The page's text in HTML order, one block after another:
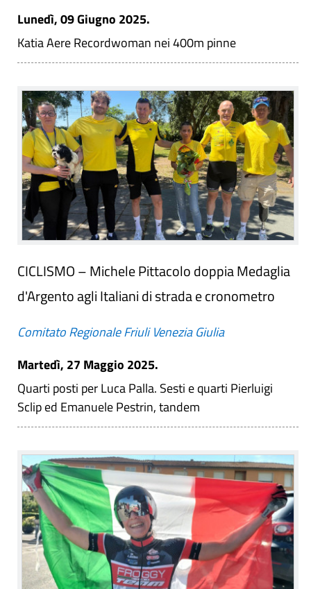
Lunedì, 09 Giugno 2025.
Katia Aere Recordwoman nei 400m pinne
CICLISMO – Michele Pittacolo doppia Medaglia
d'Argento agli Italiani di strada e cronometro
Comitato Regionale Friuli Venezia Giulia
Martedì, 27 Maggio 2025.
Quarti posti per Luca Palla. Sesti e quarti Pierluigi
Sclip ed Emanuele Pestrin, tandem